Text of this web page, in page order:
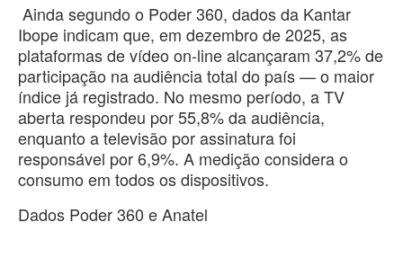
Ainda segundo o Poder 360, dados da Kantar
Ibope indicam que, em dezembro de 2025, as
plataformas de vídeo on-line alcançaram 37,2% de
participação na audiência total do país — o maior
índice já registrado. No mesmo período, a TV
aberta respondeu por 55,8% da audiência,
enquanto a televisão por assinatura foi
responsável por 6,9%. A medição considera o
consumo em todos os dispositivos.
Dados Poder 360 e Anatel